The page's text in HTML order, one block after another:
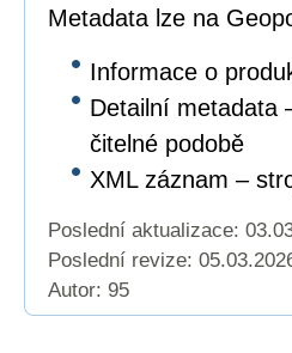
Metadata lze na
Informace o
Detailní metadata
čitelné podobě
XML záznam –
Poslední aktualizace:
Poslední revize:
Autor: 95